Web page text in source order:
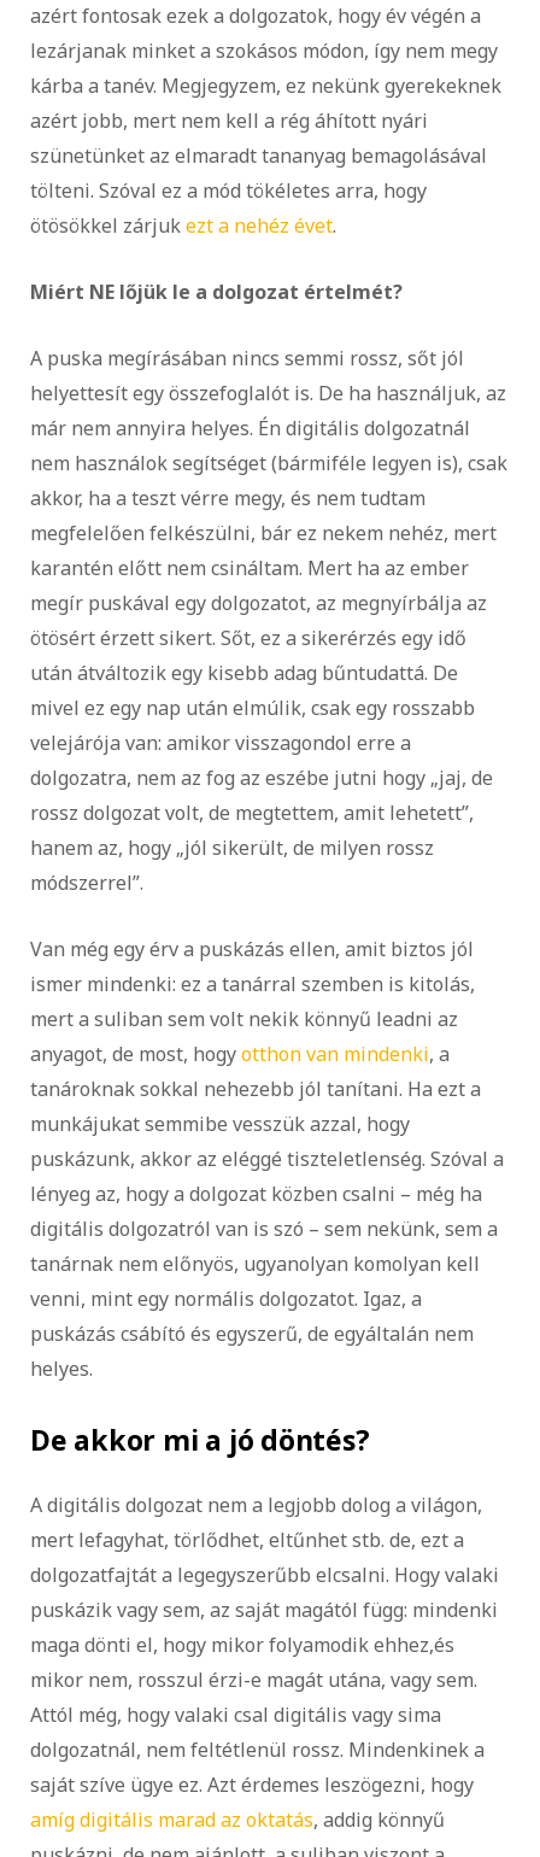
azért fontosak ezek a dolgozatok, hogy év végén a
lezárjanak minket a szokásos módon, így nem megy
kárba a tanév. Megjegyzem, ez nekünk gyerekeknek
azért jobb, mert nem kell a rég áhított nyári
szünetünket az elmaradt tananyag bemagolásával
tölteni. Szóval ez a mód tökéletes arra, hogy
ötösökkel zárjukezt a nehéz évet.
Miért NE lőjük le a dolgozat értelmét?
A puska megírásában nincs semmi rossz, sőt jól
helyettesít egy összefoglalót is. De ha használjuk, az
már nem annyira helyes. Én digitális dolgozatnál
nem használok segítséget (bármiféle legyen is), csak
akkor, ha a teszt vérre megy, és nem tudtam
megfelelően felkészülni, bár ez nekem nehéz, mert
karantén előtt nem csináltam. Mert ha az ember
megír puskával egy dolgozatot, az megnyírbálja az
ötösért érzett sikert. Sőt, ez a sikerérzés egy idő
után átváltozik egy kisebb adag bűntudattá. De
mivel ez egy nap után elmúlik, csak egy rosszabb
velejárója van: amikor visszagondol erre a
dolgozatra, nem az fog az eszébe jutni hogy „jaj, de
rossz dolgozat volt, de megtettem, amit lehetett”,
hanem az, hogy „jól sikerült, de milyen rossz
módszerrel”.
Van még egy érv a puskázás ellen, amit biztos jól
ismer mindenki: ez a tanárral szemben is kitolás,
mert a suliban sem volt nekik könnyű leadni az
anyagot, de most, hogyotthon van mindenki, a
tanároknak sokkal nehezebb jól tanítani. Ha ezt a
munkájukat semmibe vesszük azzal, hogy
puskázunk, akkor az eléggé tiszteletlenség. Szóval a
lényeg az, hogy a dolgozat közben csalni – még ha
digitális dolgozatról van is szó – sem nekünk, sem a
tanárnak nem előnyös, ugyanolyan komolyan kell
venni, mint egy normális dolgozatot. Igaz, a
puskázás csábító és egyszerű, de egyáltalán nem
helyes.
De akkor mi a jó döntés?
A digitális dolgozat nem a legjobb dolog a világon,
mert lefagyhat, törlődhet, eltűnhet stb. de, ezt a
dolgozatfajtát a legegyszerűbb elcsalni. Hogy valaki
puskázik vagy sem, az saját magától függ: mindenki
maga dönti el, hogy mikor folyamodik ehhez,és
mikor nem, rosszul érzi-e magát utána, vagy sem.
Attól még, hogy valaki csal digitális vagy sima
dolgozatnál, nem feltétlenül rossz. Mindenkinek a
saját szíve ügye ez. Azt érdemes leszögezni, hogy
amíg digitális marad az oktatás, addig könnyű